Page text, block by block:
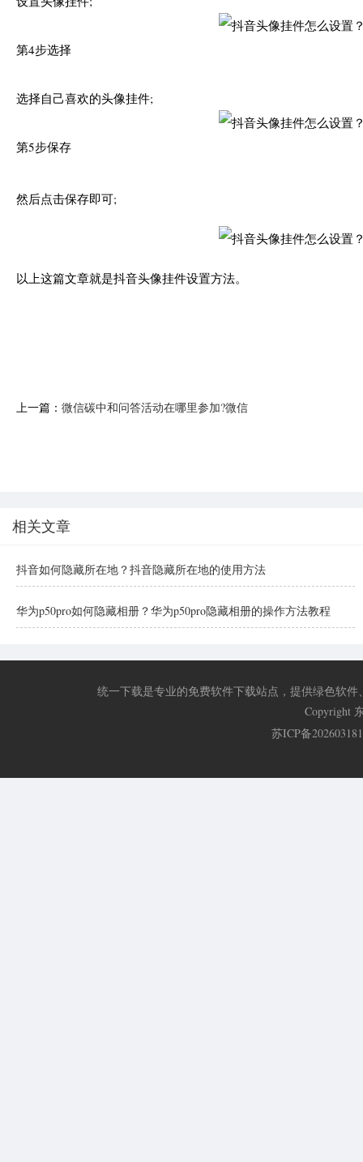
第4步选择
选择自己喜欢的头像挂件;
第5步保存
然后点击保存即可;
以上这篇文章就是抖音头像挂件设置方法。
上一篇： 微信碳中和问答活动在哪里参加?微信
相关文章
抖音如何隐藏所在地？抖音隐藏所在地的使用方法
华为p50pro如何隐藏相册？华为p50pro隐藏相册的操作方法教程
统一下载是专业的免费软件下载站点，提供绿色软
Copyright
苏ICP备